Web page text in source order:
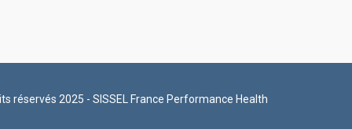
réservés 2025 - SISSEL France Performance Health